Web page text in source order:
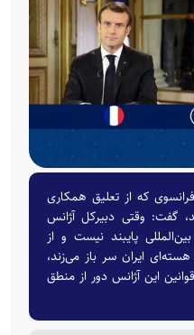
که از تعلیق همکاری
گفت: وقتی دبیرکل آژانس
پایبند نیست و از
ایران سر باز می‌زند،
این آژانس دور از منطق